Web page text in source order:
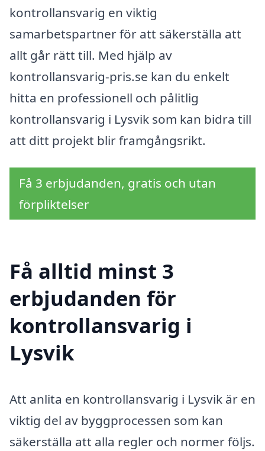
kontrollansvarig en viktig
samarbetspartner för att säkerställa att
allt går rätt till. Med hjälp av
kontrollansvarig-pris.se kan du enkelt
hitta en professionell och pålitlig
kontrollansvarig i Lysvik som kan bidra till
att ditt projekt blir framgångsrikt.
Få 3 erbjudanden, gratis och utan
förpliktelser
Få alltid minst 3
erbjudanden för
kontrollansvarig i
Lysvik
Att anlita en kontrollansvarig i Lysvik är en
viktig del av byggprocessen som kan
säkerställa att alla regler och normer följs.